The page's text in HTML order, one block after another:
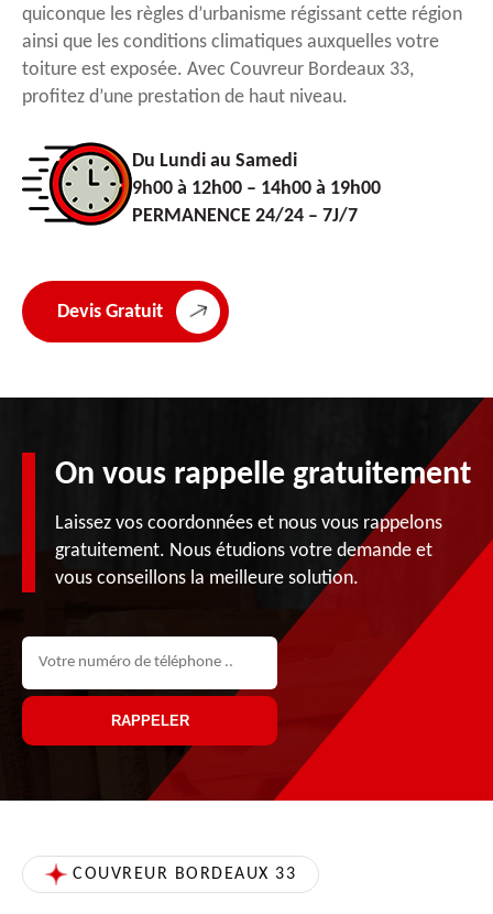
quiconque les règles d’urbanisme régissant cette région
ainsi que les conditions climatiques auxquelles votre
toiture est exposée. Avec Couvreur Bordeaux 33,
profitez d’une prestation de haut niveau.
Du Lundi au Samedi
9h00 à 12h00 – 14h00 à 19h00
PERMANENCE 24/24 – 7J/7
Devis Gratuit
On vous rappelle gratuitement
Laissez vos coordonnées et nous vous rappelons
gratuitement. Nous étudions votre demande et
vous conseillons la meilleure solution.
COUVREUR BORDEAUX 33